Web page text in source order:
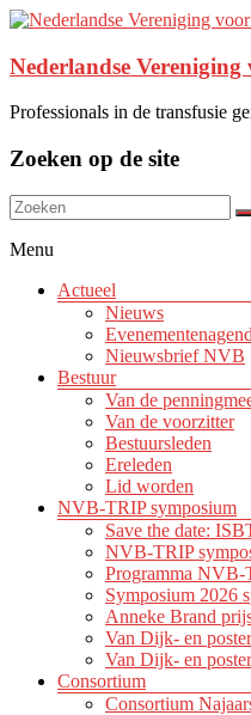
Nederlandse
Professionals in de transfusie
Zoeken op de site
Menu
Actueel
Nieuws
Nieuwsbrief NVB
Bestuur
Van de
Van de voorzitter
Bestuursleden
Ereleden
Lid worden
NVB-TRIP symposium
Save the date:
NVB-TRIP
Programma NVB-
Symposium 2026
Anneke Brand
Van Dijk- en
Van Dijk- en
Consortium
Consortium